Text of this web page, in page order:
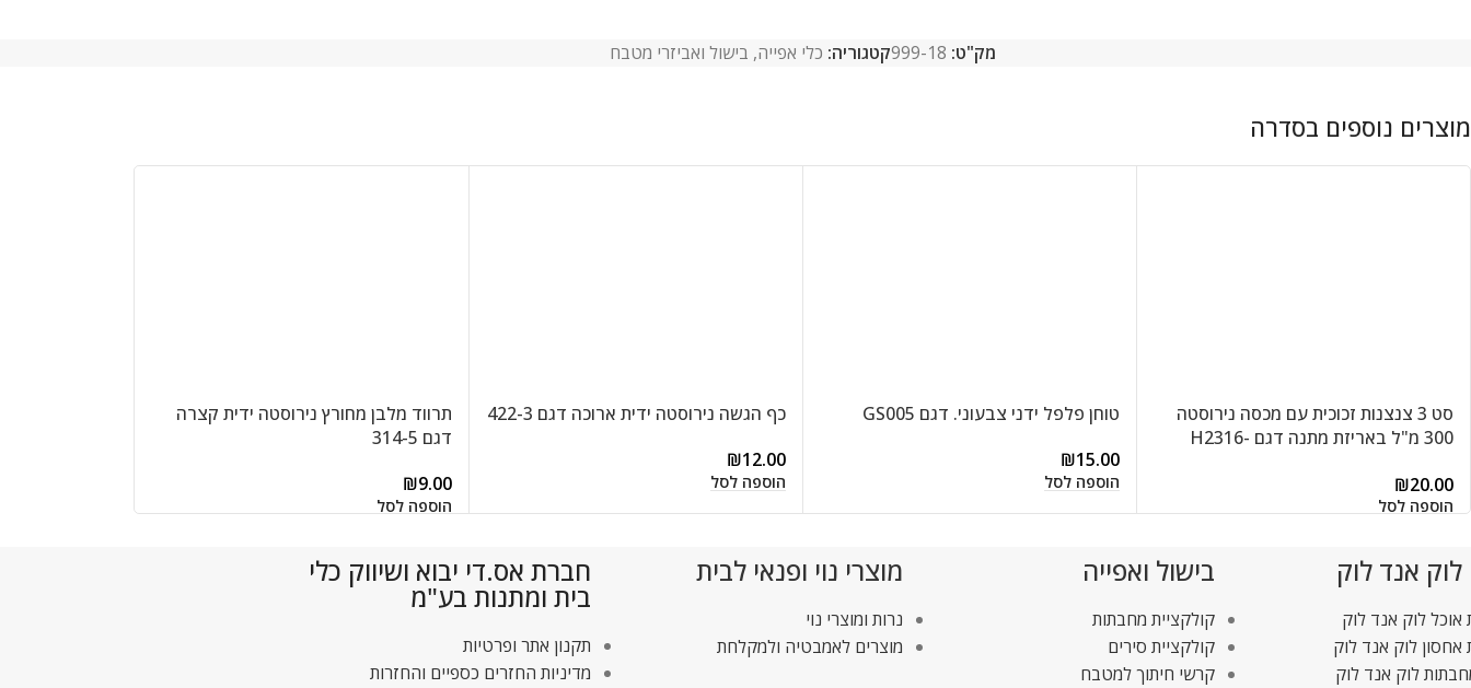
מק"ט: 999-18קטגוריה: כלי אפייה, בישול ואביזרי מטבח
סט 3 צנצנות זכוכית עם מכסה נירוסטה
300 מ"ל באריזת מתנה דגם H2316-
₪20.00
הוספה לסל
טוחן פלפל ידני צבעוני. דגם GS005
₪15.00
הוספה לסל
כף הגשה נירוסטה ידית ארוכה דגם 422-3
₪12.00
הוספה לסל
תרווד מלבן מחורץ נירוסטה ידית קצרה
דגם 314-5
₪9.00
הוספה לסל
לוק אנד לוק
אוכל לוק אנד לוק
אחסון לוק אנד לוק
לוק אנד לוק
בישול ואפייה
קולקציית מחבתות
קולקציית סירים
קרשי חיתוך למטבח
מוצרי נוי ופנאי לבית
נרות ומוצרי נוי
מוצרים לאמבטיה ולמקלחת
חברת אס.די יבוא ושיווק כלי
בית ומתנות בע"מ
תקנון אתר ופרטיות
מדיניות החזרים כספיים והחזרות